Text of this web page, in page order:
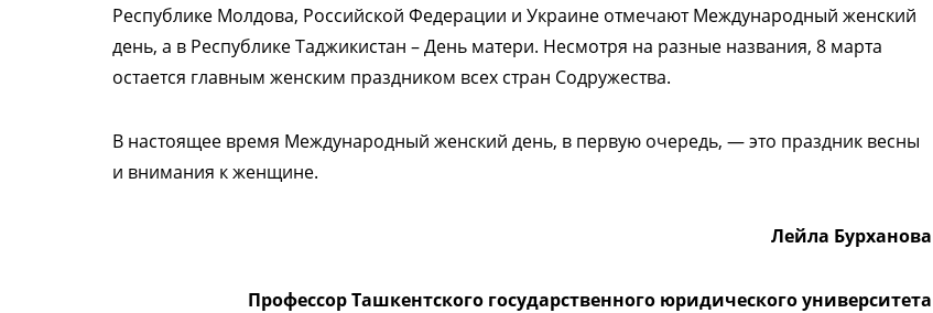
Республике Молдова, Российской Федерации и Украине отмечают Международный женский
день, а в Республике Таджикистан – День матери. Несмотря на разные названия, 8 марта
остается главным женским праздником всех стран Содружества.
В настоящее время Международный женский день, в первую очередь, — это праздник весны
и внимания к женщине.
Лейла Бурханова
Профессор Ташкентского государственного юридического университета